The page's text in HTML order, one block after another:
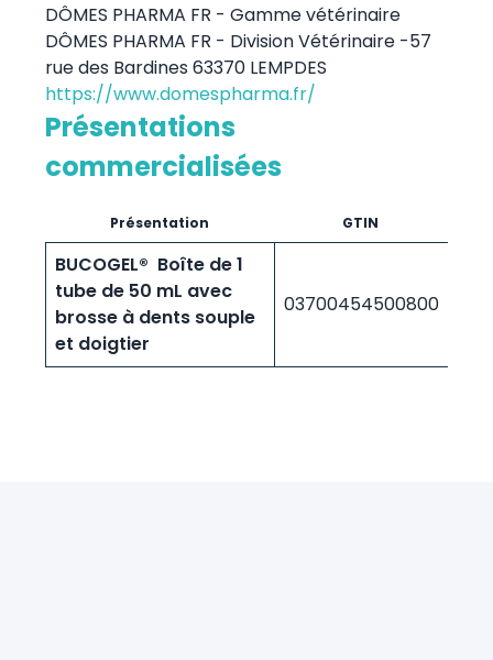
DÔMES PHARMA FR - Gamme vétérinaire
DÔMES PHARMA FR - Division Vétérinaire -57
rue des Bardines 63370 LEMPDES
https://www.domespharma.fr/
Présentations
commercialisées
Présentation GTIN
BUCOGEL® Boîte de 1
tube de 50 mL avec
brosse à dents souple
et doigtier
03700454500800